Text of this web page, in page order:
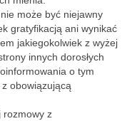
może być niejawny
gratyfikacją ani wynikać
jakiegokolwiek z wyżej
innych dorosłych
o tym
obowiązującą
rozmowy z